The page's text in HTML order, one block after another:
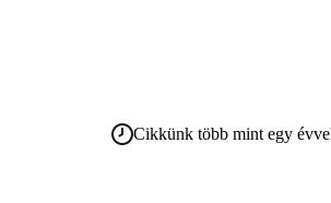
Cikkünk több mint egy